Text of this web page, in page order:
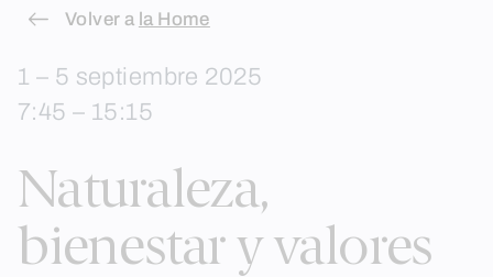
Skip
content
Volver a la Home
1 – 5 septiembre 2025
7:45 – 15:15
Naturaleza,
bienestar y valores